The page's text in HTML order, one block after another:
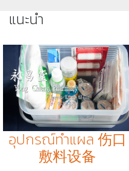
แนะนำ
อุปกรณ์ทำแผล 伤口
敷料设备